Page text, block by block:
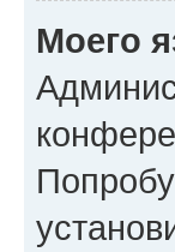
Моего